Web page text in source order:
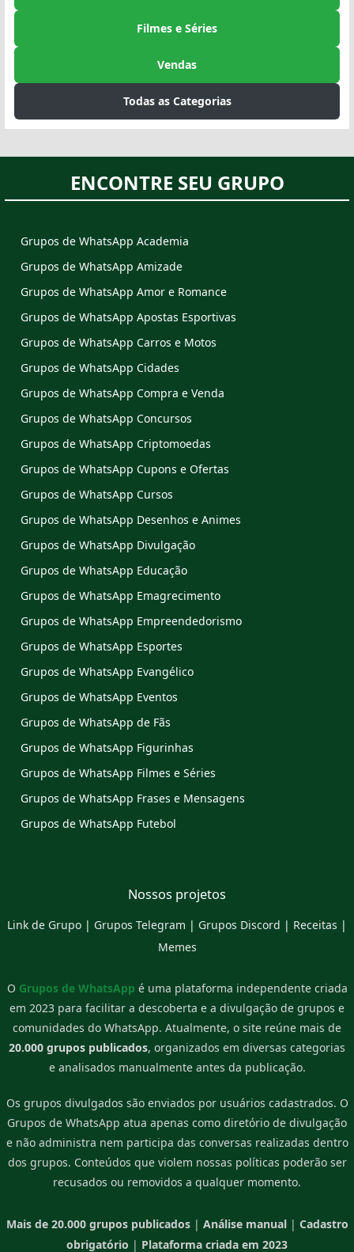
Filmes e Séries
Vendas
Todas as Categorias
ENCONTRE SEU GRUPO
Grupos de WhatsApp Academia
Grupos de WhatsApp Amizade
Grupos de WhatsApp Amor e Romance
Grupos de WhatsApp Apostas Esportivas
Grupos de WhatsApp Carros e Motos
Grupos de WhatsApp Cidades
Grupos de WhatsApp Compra e Venda
Grupos de WhatsApp Concursos
Grupos de WhatsApp Criptomoedas
Grupos de WhatsApp Cupons e Ofertas
Grupos de WhatsApp Cursos
Grupos de WhatsApp Desenhos e Animes
Grupos de WhatsApp Divulgação
Grupos de WhatsApp Educação
Grupos de WhatsApp Emagrecimento
Grupos de WhatsApp Empreendedorismo
Grupos de WhatsApp Esportes
Grupos de WhatsApp Evangélico
Grupos de WhatsApp Eventos
Grupos de WhatsApp de Fãs
Grupos de WhatsApp Figurinhas
Grupos de WhatsApp Filmes e Séries
Grupos de WhatsApp Frases e Mensagens
Grupos de WhatsApp Futebol
Nossos projetos
Link de Grupo | Grupos Telegram | Grupos Discord | Receitas |
Memes
O Grupos de WhatsApp é uma plataforma independente criada
em 2023 para facilitar a descoberta e a divulgação de grupos e
comunidades do WhatsApp. Atualmente, o site reúne mais de
20.000 grupos publicados, organizados em diversas categorias
e analisados manualmente antes da publicação.
Os grupos divulgados são enviados por usuários cadastrados. O
Grupos de WhatsApp atua apenas como diretório de divulgação
e não administra nem participa das conversas realizadas dentro
dos grupos. Conteúdos que violem nossas políticas poderão ser
recusados ou removidos a qualquer momento.
Mais de 20.000 grupos publicados| Análise manual| Cadastro
obrigatório | Plataforma criada em 2023